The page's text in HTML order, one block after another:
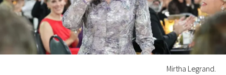
Mirtha Legrand.